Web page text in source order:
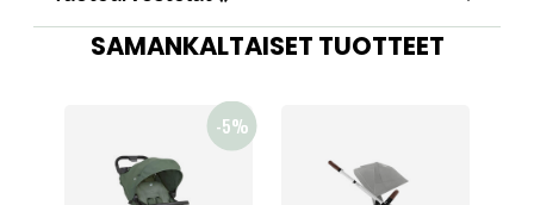
SAMANKALTAISET TUOTTEET